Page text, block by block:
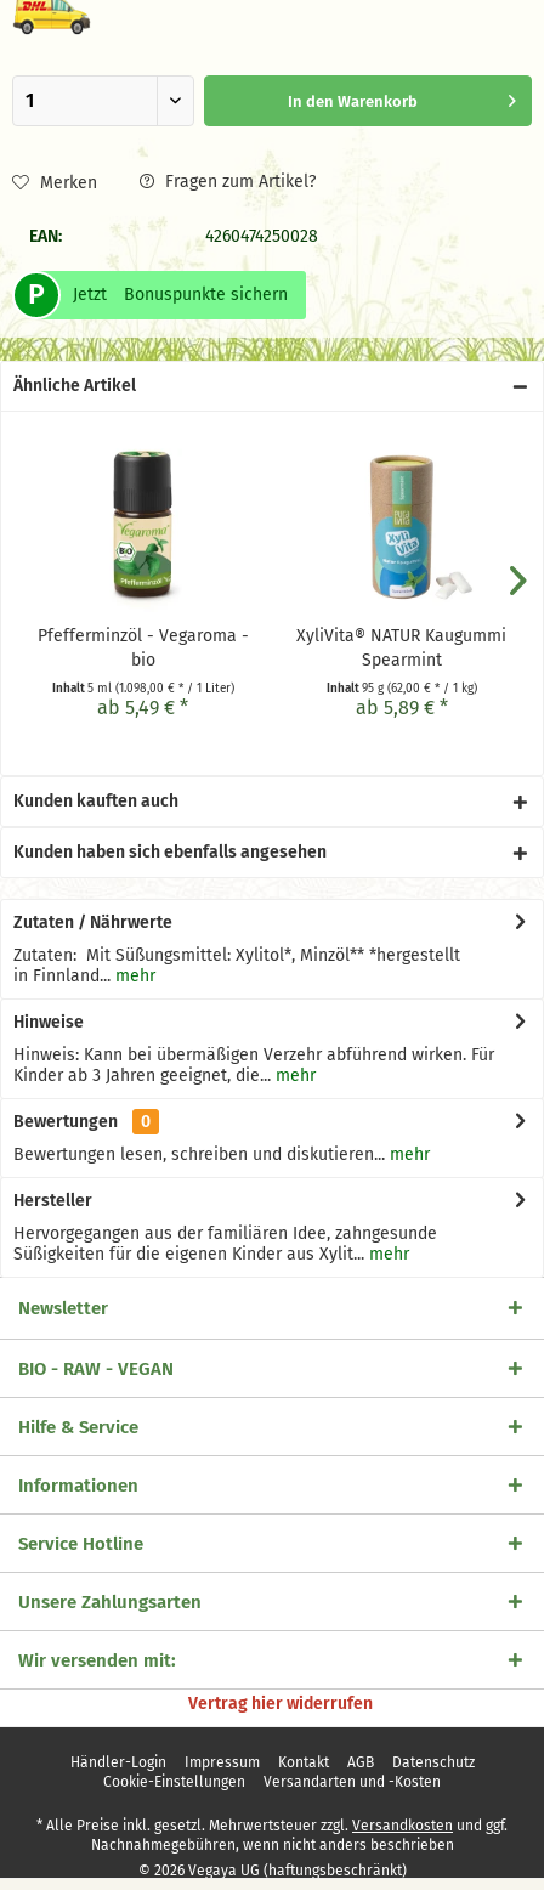
In den Warenkorb
Merken Fragen zum Artikel?
EAN: 4260474250028
P Jetzt Bonuspunkte sichern
Ähnliche Artikel
Pfefferminzöl - Vegaroma -
bio
Inhalt5 ml (1.098,00 € * / 1 Liter)
ab 5,49 € *
XyliVita® NATUR Kaugummi
Spearmint
Inhalt95 g (62,00 € * / 1 kg)
ab 5,89 € *
Kunden kauften auch
Kunden haben sich ebenfalls angesehen
Zutaten / Nährwerte
Zutaten: Mit Süßungsmittel: Xylitol*, Minzöl** *hergestellt
in Finnland... mehr
Hinweise
Hinweis: Kann bei übermäßigen Verzehr abführend wirken. Für
Kinder ab 3 Jahren geeignet, die... mehr
Bewertungen
0
Bewertungen lesen, schreiben und diskutieren... mehr
Hersteller
Hervorgegangen aus der familiären Idee, zahngesunde
Süßigkeiten für die eigenen Kinder aus Xylit... mehr
Newsletter
BIO - RAW - VEGAN
Hilfe & Service
Informationen
Service Hotline
Unsere Zahlungsarten
Wir versenden mit:
Vertrag hier widerrufen
Händler-Login Impressum Kontakt AGB
Datenschutz
Cookie-Einstellungen
Versandarten und -Kosten
* Alle Preise inkl. gesetzl. Mehrwertsteuer zzgl. Versandkosten und ggf.
Nachnahmegebühren, wenn nicht anders beschrieben
© 2026 Vegaya UG (haftungsbeschränkt)